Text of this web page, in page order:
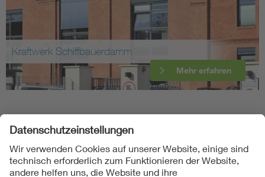
Schiffbauerdamm
Mehr erfahren
Folgen Sie uns